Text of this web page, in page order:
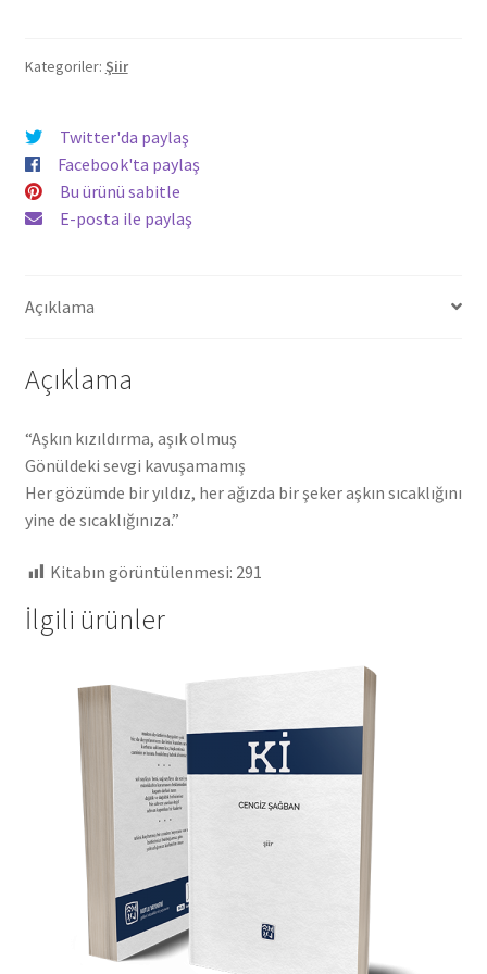
Yılmaz
Kategoriler: Şiir
Twitter'da paylaş
Facebook'ta paylaş
Bu ürünü sabitle
E-posta ile paylaş
Açıklama
Açıklama
“Aşkın kızıldırma, aşık olmuş
Gönüldeki sevgi kavuşamamış
Her gözümde bir yıldız, her ağızda bir şeker aşkın sıcaklığını
yine de sıcaklığınıza.”
Kitabın görüntülenmesi: 291
İlgili ürünler